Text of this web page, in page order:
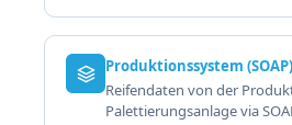
Produktionssystem (SOAP)
Reifendaten von der
Palettierungsanlage via